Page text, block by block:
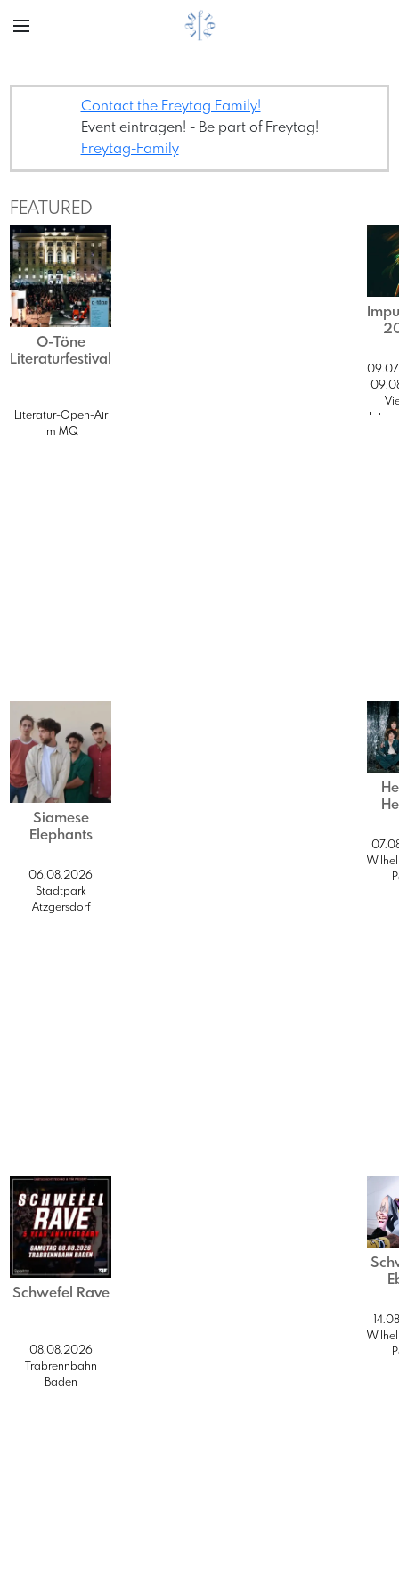
Contact the Freytag Family!
Event eintragen! - Be part of Freytag!
Freytag-Family
FEATURED
O-Töne
Literaturfestival
Literatur-Open-Air
im MQ
Siamese
Elephants
06.08.2026
Stadtpark
Atzgersdorf
Schwefel Rave
08.08.2026
Trabrennbahn
Baden